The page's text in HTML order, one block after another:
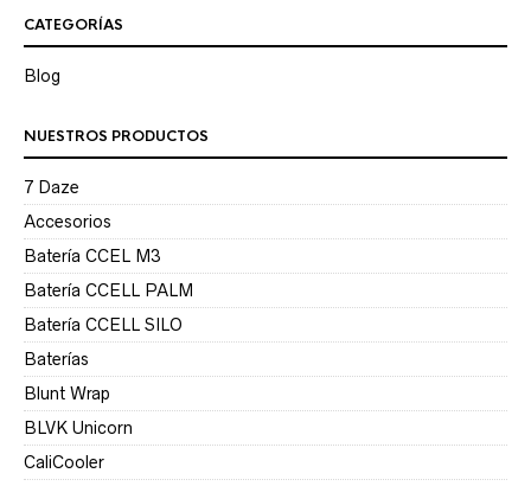
CATEGORÍAS
Blog
NUESTROS PRODUCTOS
7 Daze
Accesorios
Batería CCEL M3
Batería CCELL PALM
Batería CCELL SILO
Baterías
Blunt Wrap
BLVK Unicorn
CaliCooler